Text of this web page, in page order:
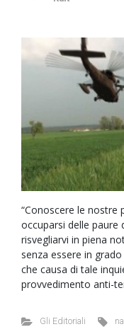
“Conoscere le
occuparsi delle paure
risvegliarvi in piena
senza essere in
che causa di tale
provvedimento anti-
Gli Editoriali